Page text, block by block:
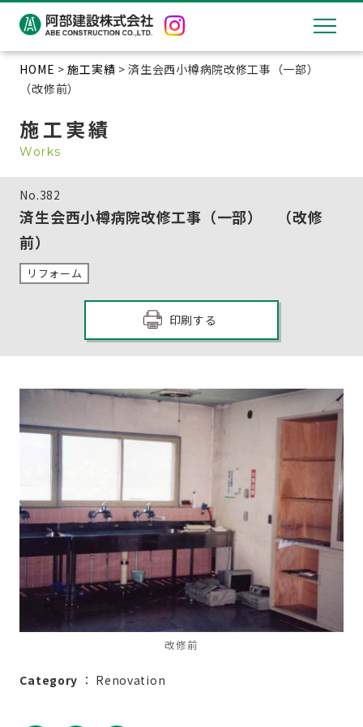
HOME >施工実績 > 済生会西小樽病院改修工事（一部）
（改修前）
施工実績
Works
No.382
済生会西小樽病院改修工事（一部） （改修
前）
リフォーム
印刷する
改修前
Category ： Renovation